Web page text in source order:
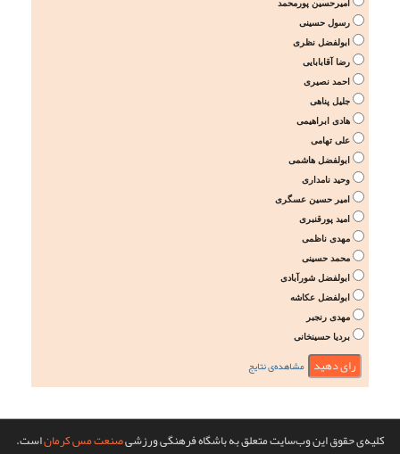
امیرحسین پورمحمد
رسول حسینی
ابولفضل نظری
رضا آقابابایی
احمد نصیری
جلیل پناهی
هادی ابراهیمی
علی تهامی
ابولفضل هاشمی
وحید نامداری
امیر حسین عسگری
امید پورقنبری
مهدی ناظمی
محمد حسینی
ابولفضل شورآبادی
ابولفضل عکاشه
مهدی رنجبر
بردیا حسینخانی
مشاهده‌ی نتایج
کلیه‌ی حقوق این وب‌سایت متعلق به باشگاه فرهنگی ورزشیصنعت مس کرماناست.